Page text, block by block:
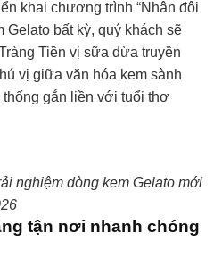
khai chương trình “Nhân đôi
Gelato bất kỳ, quý khách sẽ
Tiền vị sữa dừa truyền
vị giữa văn hóa kem sành
gắn liền với tuổi thơ
nghiệm dòng kem Gelato mới
tận nơi nhanh chóng